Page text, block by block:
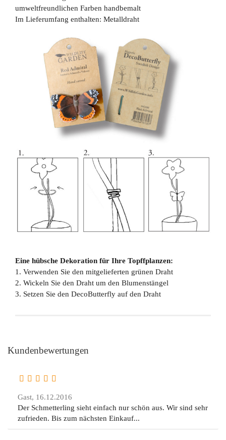
umweltfreundlichen Farben handbemalt
Im Lieferumfang enthalten: Metalldraht
Eine hübsche Dekoration für Ihre Topffplanzen:
1. Verwenden Sie den mitgelieferten grünen Draht
2. Wickeln Sie den Draht um den Blumenstängel
3. Setzen Sie den DecoButterfly auf den Draht
Kundenbewertungen
Gast, 16.12.2016
Der Schmetterling sieht einfach nur schön aus. Wir sind sehr
zufrieden. Bis zum nächsten Einkauf...